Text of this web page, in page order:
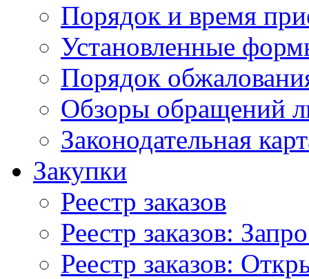
Порядок и время
Установленные
Порядок
Обзоры обращений
Законодательная
Закупки
Реестр заказов
Реестр заказов:
Реестр заказов: